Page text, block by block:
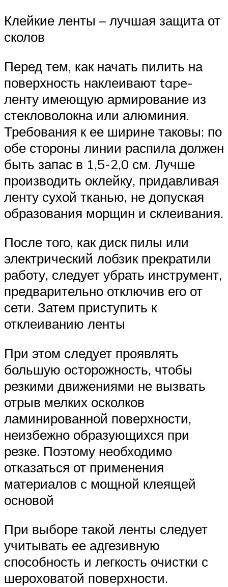
Клейкие ленты – лучшая защита от
сколов
Перед тем, как начать пилить на
поверхность наклеивают tape-
ленту имеющую армирование из
стекловолокна или алюминия.
Требования к ее ширине таковы: по
обе стороны линии распила должен
быть запас в 1,5-2,0 см. Лучше
производить оклейку, придавливая
ленту сухой тканью, не допуская
образования морщин и склеивания.
После того, как диск пилы или
электрический лобзик прекратили
работу, следует убрать инструмент,
предварительно отключив его от
сети. Затем приступить к
отклеиванию ленты
При этом следует проявлять
большую осторожность, чтобы
резкими движениями не вызвать
отрыв мелких осколков
ламинированной поверхности,
неизбежно образующихся при
резке. Поэтому необходимо
отказаться от применения
материалов с мощной клеящей
основой
При выборе такой ленты следует
учитывать ее адгезивную
способность и легкость очистки с
шероховатой поверхности.